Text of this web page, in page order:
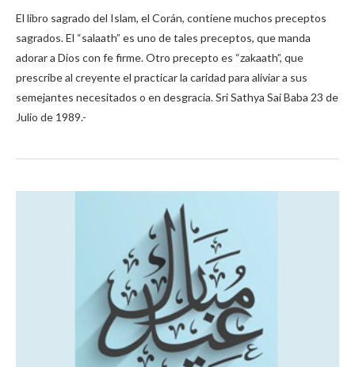
El libro sagrado del Islam, el Corán, contiene muchos preceptos
sagrados. El “salaath” es uno de tales preceptos, que manda
adorar a Dios con fe firme. Otro precepto es “zakaath”, que
prescribe al creyente el practicar la caridad para aliviar a sus
semejantes necesitados o en desgracia. Sri Sathya Sai Baba 23 de
Julio de 1989.-